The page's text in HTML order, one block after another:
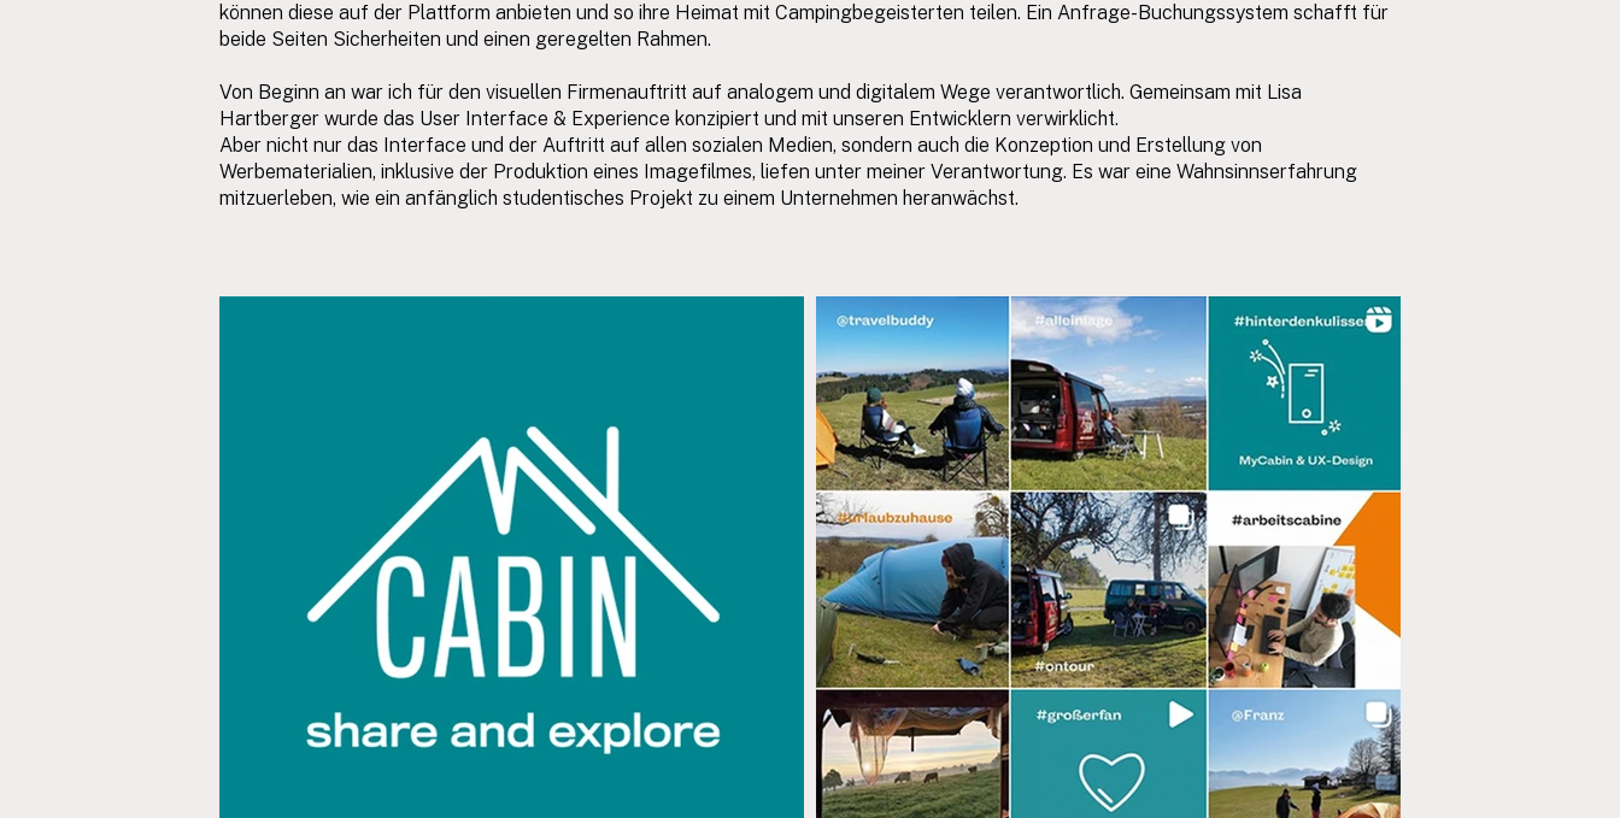
können diese auf der Plattform anbieten und so ihre Heimat mit Campingbegeisterten teilen. Ein Anfrage-Buchungssystem schafft für
beide Seiten Sicherheiten und einen geregelten Rahmen.
Von Beginn an war ich für den visuellen Firmenauftritt auf analogem und digitalem Wege verantwortlich. Gemeinsam mit Lisa
Hartberger wurde das User Interface & Experience konzipiert und mit unseren Entwicklern verwirklicht.
Aber nicht nur das Interface und der Auftritt auf allen sozialen Medien, sondern auch die Konzeption und Erstellung von
Werbematerialien, inklusive der Produktion eines Imagefilmes, liefen unter meiner Verantwortung. Es war eine Wahnsinnserfahrung
mitzuerleben, wie ein anfänglich studentisches Projekt zu einem Unternehmen heranwächst.